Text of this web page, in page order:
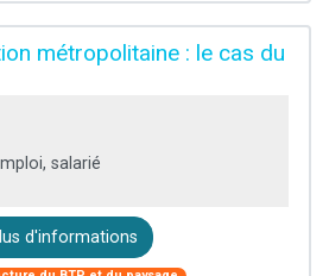
métropolitaine : le cas du
salarié
d'informations